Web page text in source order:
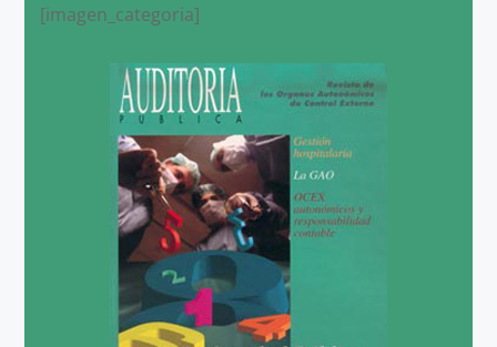
[imagen_categoria]